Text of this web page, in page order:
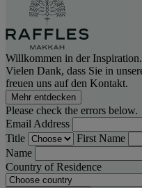
Willkommen in der Inspiration.
Vielen Dank, dass Sie in
freuen uns auf den Kontakt.
Mehr entdecken
Please check the errors below.
Email Address
Title
First Name
Name
Country of Residence